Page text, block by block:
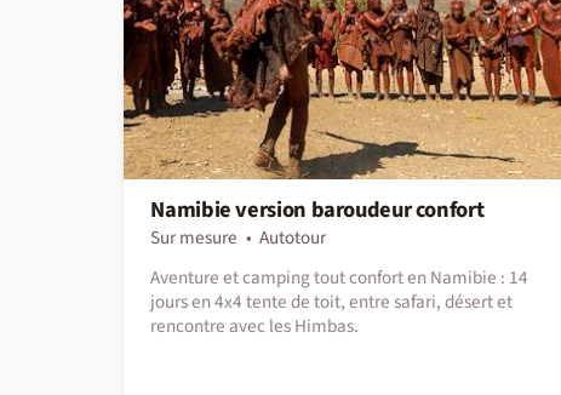
Namibie version baroudeur confort
Sur mesure
Autotour
Aventure et camping tout confort en Namibie : 14
jours en 4x4 tente de toit, entre safari, désert et
rencontre avec les Himbas.